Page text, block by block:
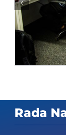
Rada